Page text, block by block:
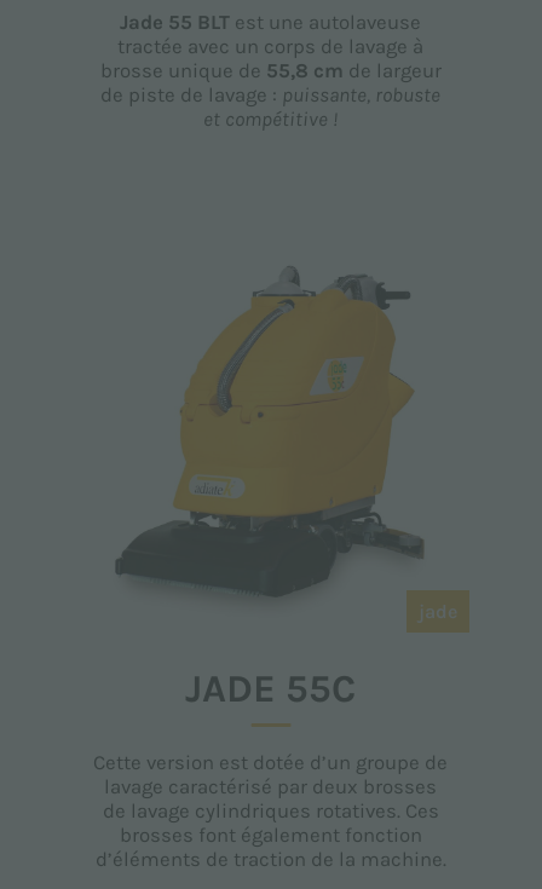
Jade 55 BLT est une autolaveuse
tractée avec un corps de lavage à
brosse unique de 55,8 cm de largeur
de piste de lavage : puissante, robuste
et compétitive !
jade
JADE 55C
Cette version est dotée d’un groupe de
lavage caractérisé par deux brosses
de lavage cylindriques rotatives. Ces
brosses font également fonction
d’éléments de traction de la machine.